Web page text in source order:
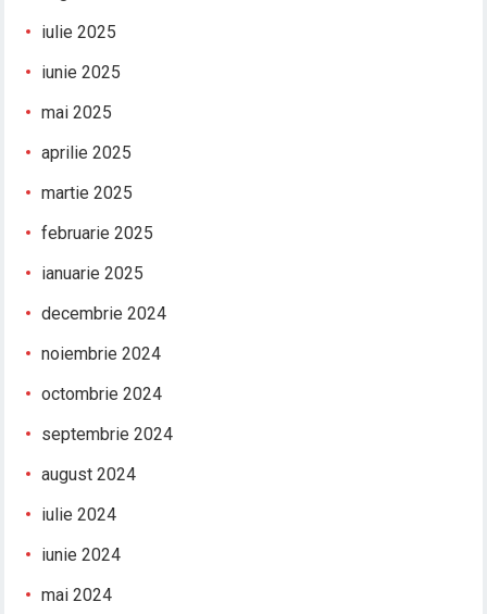
iulie 2025
iunie 2025
mai 2025
aprilie 2025
martie 2025
februarie 2025
ianuarie 2025
decembrie 2024
noiembrie 2024
octombrie 2024
septembrie 2024
august 2024
iulie 2024
iunie 2024
mai 2024